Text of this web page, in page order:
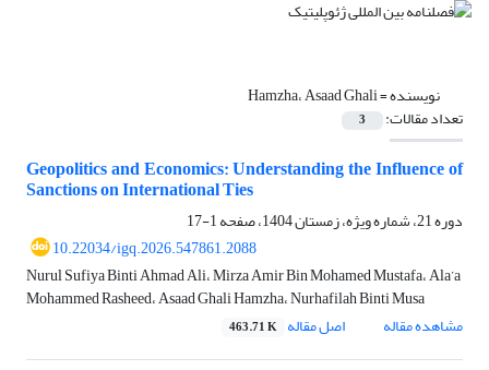
نویسنده =Hamzha، Asaad Ghali
تعداد مقالات: 3
Geopolitics and Economics: Understanding the Influence of
Sanctions on International Ties
دوره 21، شماره ویژه، زمستان 1404، صفحه
1-17
10.22034/igq.2026.547861.2088
Nurul Sufiya Binti Ahmad Ali، Mirza Amir Bin Mohamed Mustafa، Ala’a
Mohammed Rasheed، Asaad Ghali Hamzha، Nurhafilah Binti Musa
مشاهده مقاله
اصل مقاله 463.71 K